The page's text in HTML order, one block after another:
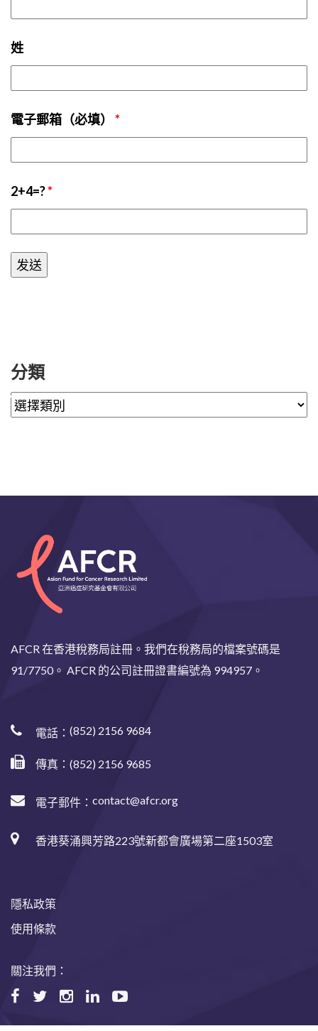
姓
電子郵箱（必填） *
2+4=?*
分類
AFCR 在香港稅務局註冊。我們在稅務局的檔案號碼是
91/7750。 AFCR 的公司註冊證書編號為 994957。
電話： (852) 2156 9684
傳真：(852) 2156 9685
電子郵件： contact@afcr.org
香港葵涌興芳路223號新都會廣場第二座1503室
隱私政策
使用條款
關注我們：